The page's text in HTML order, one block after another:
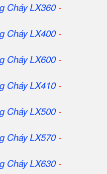
Cháy LX360-
Cháy LX400-
Cháy LX600-
Cháy LX410-
Cháy LX500-
Cháy LX570-
Cháy LX630-